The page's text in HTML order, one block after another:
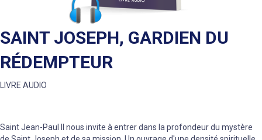
SAINT JOSEPH, GARDIEN DU
RÉDEMPTEUR
LIVRE AUDIO
Saint Jean-Paul II nous invite à entrer dans la profondeur du mystère